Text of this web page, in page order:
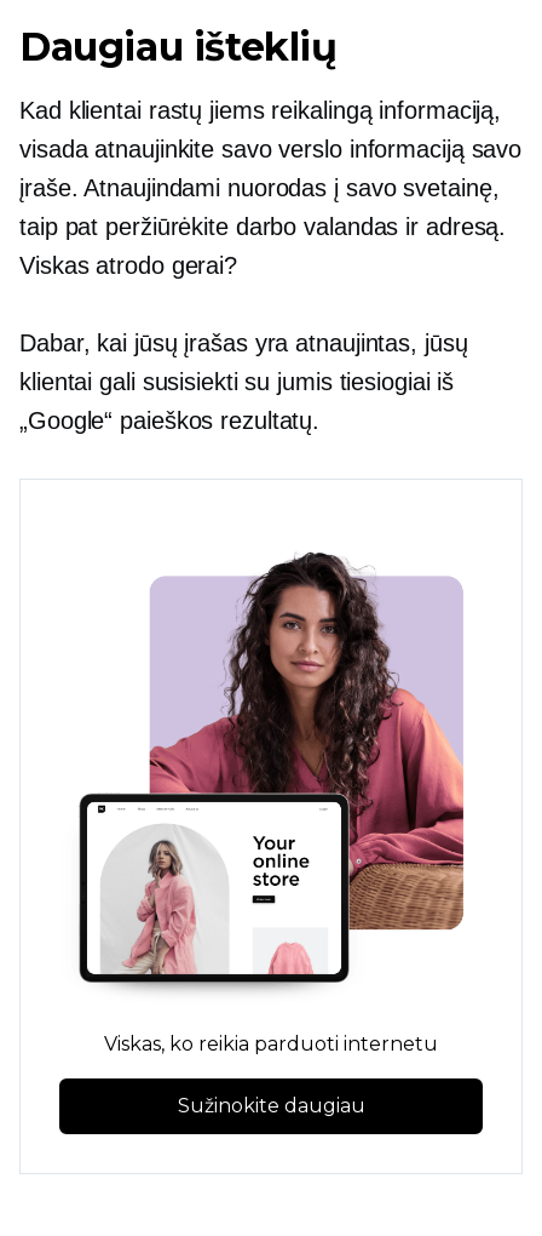
Daugiau išteklių
Kad klientai rastų jiems reikalingą informaciją,
visada atnaujinkite savo verslo informaciją savo
įraše. Atnaujindami nuorodas į savo svetainę,
taip pat peržiūrėkite darbo valandas ir adresą.
Viskas atrodo gerai?
Dabar, kai jūsų įrašas yra atnaujintas, jūsų
klientai gali susisiekti su jumis tiesiogiai iš
„Google“ paieškos rezultatų.
Viskas, ko reikia parduoti internetu
Sužinokite daugiau